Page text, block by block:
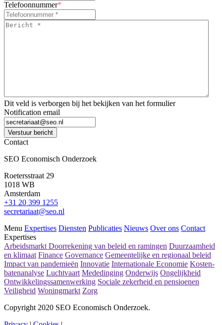
Telefoonnummer*
Bericht
Dit veld is verborgen bij het bekijken van het formulier
Notification email
Verstuur bericht
Contact
SEO Economisch Onderzoek
Roetersstraat 29
1018 WB
Amsterdam
+31 20 399 1255
secretariaat@seo.nl
Menu Expertises Diensten Publicaties Nieuws Over ons Contact
Expertises
Arbeidsmarkt Doorrekening van beleid en ramingen Duurzaamheid
en klimaat Finance Governance Gemeentelijke en regionaal beleid
Impact van pandemieën Innovatie Internationale Economie Kosten-
batenanalyse Luchtvaart Mededinging Onderwijs Ongelijkheid
Ontwikkelingssamenwerking Sociale zekerheid en pensioenen
Veiligheid Woningmarkt Zorg
Copyright 2020 SEO Economisch Onderzoek.